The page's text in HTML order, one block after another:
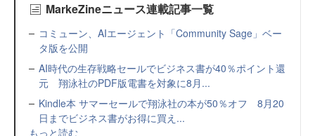
MarkeZineニュース連載記事一覧
コミューン、AIエージェント「Community Sage」ベー
タ版を公開
AI時代の生存戦略セールでビジネス書が40％ポイント還
元 翔泳社のPDF版電書を対象に8月...
Kindle本 サマーセールで翔泳社の本が50％オフ 8月20
日までビジネス書がお得に買え...
もっと読む